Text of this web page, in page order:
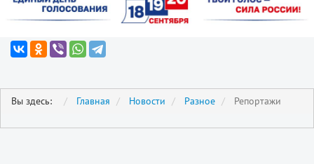
Вы здесь: Главная Новости Разное Репортажи